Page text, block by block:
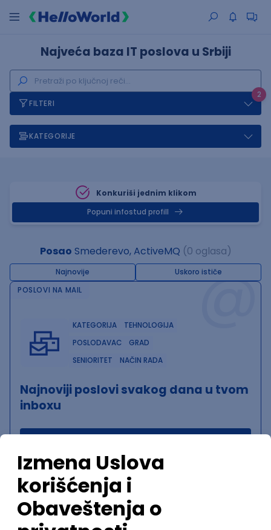
Najveća baza IT poslova u Srbiji
2
FILTERI
KATEGORIJE
Konkuriši jednim klikom
Popuni infostud profill
Posao Smederevo, ActiveMQ (0 oglasa)
Najnovije Uskoro ističe@
POSLOVI NA MAIL
KATEGORIJA
TEHNOLOGIJA
POSLODAVAC
GRAD
SENIORITET
NAČIN RADA
Najnoviji poslovi svakog dana u tvom
inboxu
Trenutno nema oglasa po traženim kriterijumima
pretrage.
Pogledaj slične oglase ili izmeni kriterijume pretrage
OGLASI PO KRITERIJUMU ActiveMQ